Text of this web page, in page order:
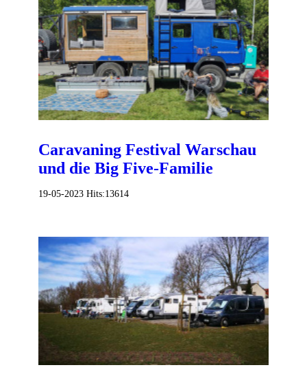
Caravaning Festival Warschau
und die Big Five-Familie
19-05-2023 Hits:13614